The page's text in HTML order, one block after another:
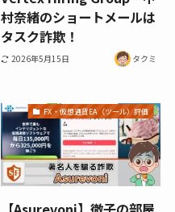
村奈緒のショートメールは
タスク詐欺！
2026年5月15日 タクミ
FX・仮想通貨EA（ツール）評価